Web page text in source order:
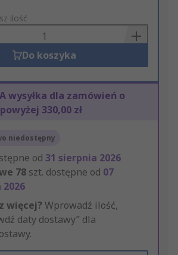
ilość
Do koszyka
wysyłka dla zamówień o
330,00 zł
niedostępny
od 31 sierpnia 2026
78 szt. dostępne od 07
więcej? Wprowadź ilość,
daty dostawy” dla